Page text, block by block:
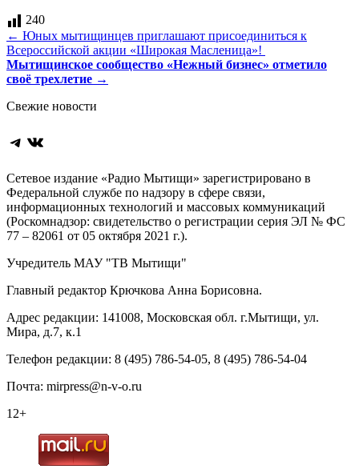
240
Навигация
по
записям
← Юных мытищинцев приглашают присоединиться к
Всероссийской акции «Широкая Масленица»!
Мытищинское сообщество «Нежный бизнес» отметило
своё трехлетие →
Свежие новости
Telegram
ВКонтакте
Сетевое издание «Радио Мытищи» зарегистрировано в
Федеральной службе по надзору в сфере связи,
информационных технологий и массовых коммуникаций
(Роскомнадзор: свидетельство о регистрации серия ЭЛ № ФС
77 – 82061 от 05 октября 2021 г.).
Учредитель МАУ "ТВ Мытищи"
Главный редактор Крючкова Анна Борисовна.
Адрес редакции: 141008, Московская обл. г.Мытищи, ул.
Мира, д.7, к.1
Телефон редакции: 8 (495) 786-54-05, 8 (495) 786-54-04
Почта: mirpress@n-v-o.ru
12+